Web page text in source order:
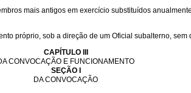
mais antigos em exercício substituídos
próprio, sob a direção de um Oficial subalterno, sem
CAPÍTULO III
CONVOCAÇÃO E FUNCIONAMENTO
SEÇÃO I
DA CONVOCAÇÃO